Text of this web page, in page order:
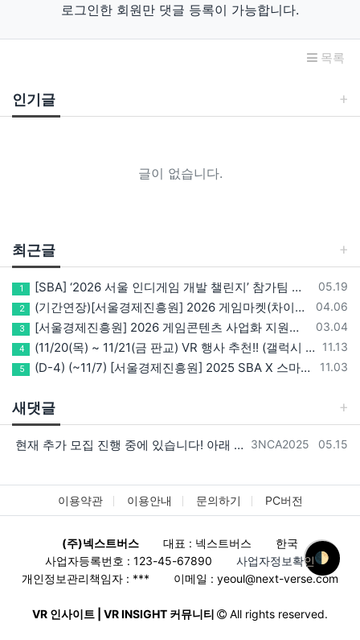
🌓
로그인한 회원만 댓글 등록이 가능합니다.
목록
인기글
글이 없습니다.
최근글
등록일
05.19
1 [SBA] ‘2026 서울 인디게임 개발 챌린지’ 참가팀 모집
등록일
04.06
2 (기간연장)[서울경제진흥원] 2026 게임마켓(차이나조이, BIC, 지스타) 서울관 참가기업 모집!(~5/8 15:00)
등록일
03.04
3 [서울경제진흥원] 2026 게임콘텐츠 사업화 지원사업 참가기업 모집(~3/26까지)
등록일
11.13
4 (11/20(목) ~ 11/21(금 판교) VR 행사 추천!! (갤럭시 XR/ 애플 비전프로 등 기기 체험, 메타퀘스트 경품)
등록일
11.03
5 (D-4) (~11/7) [서울경제진흥원] 2025 SBA X 스마일게이트, ‘게임랩 with STOVE INDIE’ 참가기업 모집
새댓글
등록자
3NCA2025 등록일
05.15
현재 추가 모집 진행 중에 있습니다! 아래 링크로 확인 부탁드리겠습니다~! https://next-verse.com/community/1…
이용약관 이용안내 문의하기 PC버전
(주)넥스트버스 대표 : 넥스트버스
한국
사업자등록번호 : 123-45-67890
사업자정보확인
개인정보관리책임자 : ***
이메일 : yeoul@next-verse.com
VR 인사이트 | VR INSIGHT 커뮤니티 All rights reserved.